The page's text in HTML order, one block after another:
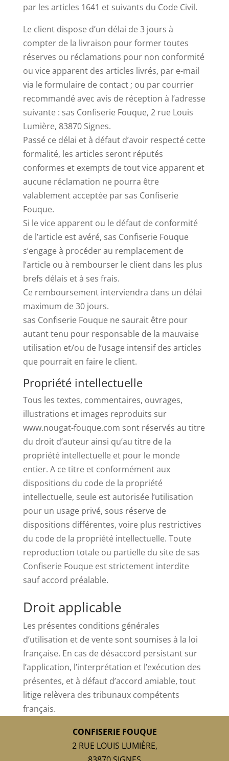
par les articles 1641 et suivants du Code Civil.
Le client dispose d’un délai de 3 jours à
compter de la livraison pour former toutes
réserves ou réclamations pour non conformité
ou vice apparent des articles livrés, par e-mail
via le formulaire de contact ; ou par courrier
recommandé avec avis de réception à l’adresse
suivante : sas Confiserie Fouque, 2 rue Louis
Lumière, 83870 Signes.
Passé ce délai et à défaut d’avoir respecté cette
formalité, les articles seront réputés
conformes et exempts de tout vice apparent et
aucune réclamation ne pourra être
valablement acceptée par sas Confiserie
Fouque.
Si le vice apparent ou le défaut de conformité
de l’article est avéré, sas Confiserie Fouque
s’engage à procéder au remplacement de
l’article ou à rembourser le client dans les plus
brefs délais et à ses frais.
Ce remboursement interviendra dans un délai
maximum de 30 jours.
sas Confiserie Fouque ne saurait être pour
autant tenu pour responsable de la mauvaise
utilisation et/ou de l’usage intensif des articles
que pourrait en faire le client.
Propriété intellectuelle
Tous les textes, commentaires, ouvrages,
illustrations et images reproduits sur
www.nougat-fouque.com sont réservés au titre
du droit d’auteur ainsi qu’au titre de la
propriété intellectuelle et pour le monde
entier. A ce titre et conformément aux
dispositions du code de la propriété
intellectuelle, seule est autorisée l’utilisation
pour un usage privé, sous réserve de
dispositions différentes, voire plus restrictives
du code de la propriété intellectuelle. Toute
reproduction totale ou partielle du site de sas
Confiserie Fouque est strictement interdite
sauf accord préalable.
Droit applicable
Les présentes conditions générales
d’utilisation et de vente sont soumises à la loi
française. En cas de désaccord persistant sur
l’application, l’interprétation et l’exécution des
présentes, et à défaut d’accord amiable, tout
litige relèvera des tribunaux compétents
français.
CONFISERIE FOUQUE
2 RUE LOUIS LUMIÈRE,